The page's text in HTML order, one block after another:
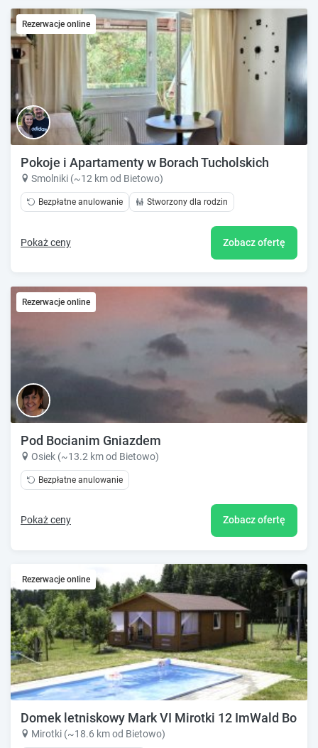
Rezerwacje online
Pokoje i Apartamenty w Borach Tucholskich
Smolniki (~12 km od Bietowo)
Bezpłatne anulowanie Stworzony dla rodzin
Pokaż ceny Zobacz ofertę
Rezerwacje online
Pod Bocianim Gniazdem
Osiek (~13.2 km od Bietowo)
Bezpłatne anulowanie
Pokaż ceny Zobacz ofertę
Rezerwacje online
Domek letniskowy Mark VI Mirotki 12 ImWald Bory
Mirotki (~18.6 km od Bietowo)